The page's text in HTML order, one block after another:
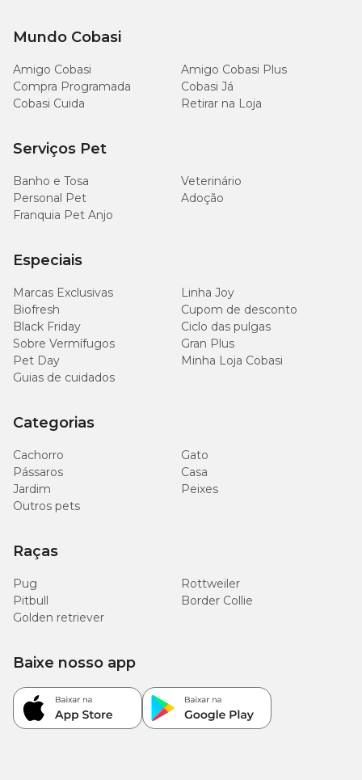
Mundo Cobasi
Amigo Cobasi
Amigo Cobasi Plus
Compra Programada
Cobasi Já
Cobasi Cuida
Retirar na Loja
Serviços Pet
Banho e Tosa
Veterinário
Personal Pet
Adoção
Franquia Pet Anjo
Especiais
Marcas Exclusivas
Linha Joy
Biofresh
Cupom de desconto
Black Friday
Ciclo das pulgas
Sobre Vermífugos
Gran Plus
Pet Day
Minha Loja Cobasi
Guias de cuidados
Categorias
Cachorro
Gato
Pássaros
Casa
Jardim
Peixes
Outros pets
Raças
Pug
Rottweiler
Pitbull
Border Collie
Golden retriever
Baixe nosso app